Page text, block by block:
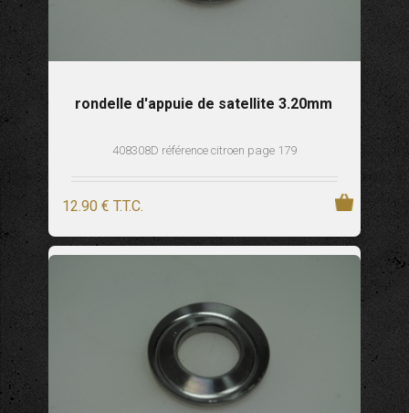
rondelle d'appuie de satellite 3.20mm
408308D référence citroen page 179
12.90 € T.T.C.